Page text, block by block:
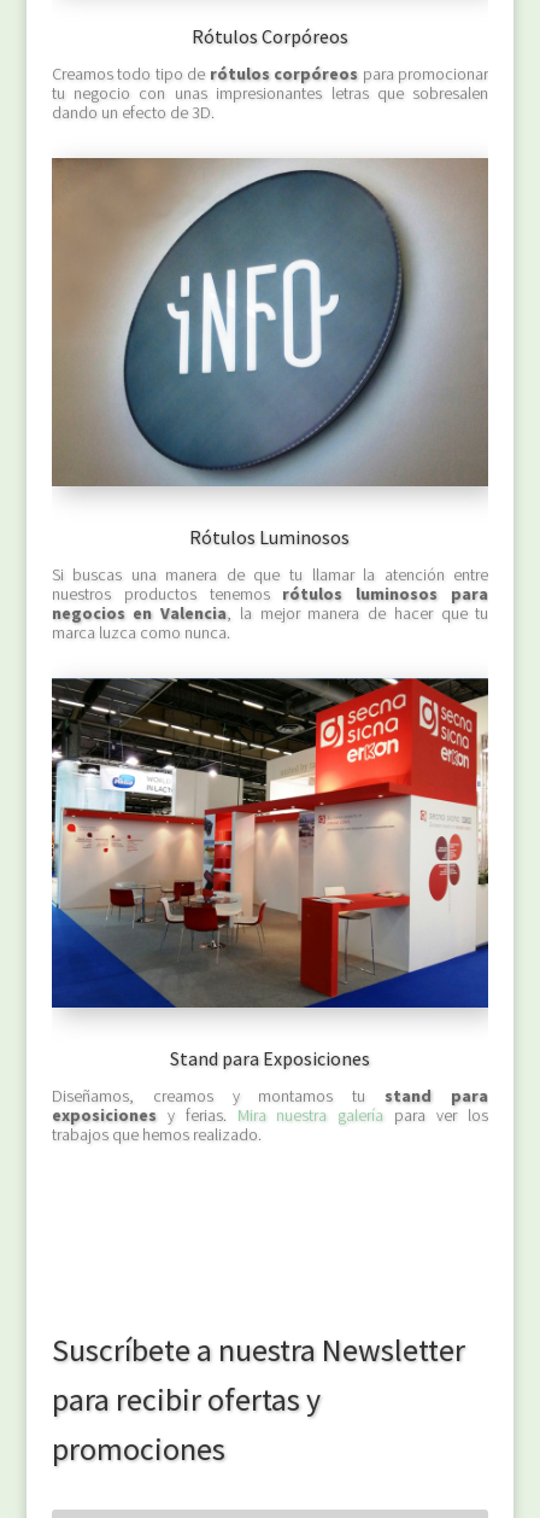
Rótulos Corpóreos
Creamos todo tipo de rótulos corpóreos para promocionar
tu negocio con unas impresionantes letras que sobresalen
dando un efecto de 3D.
Rótulos Luminosos
Si buscas una manera de que tu llamar la atención entre
nuestros productos tenemos rótulos luminosos para
negocios en Valencia, la mejor manera de hacer que tu
marca luzca como nunca.
Stand para Exposiciones
Diseñamos, creamos y montamos tu stand para
exposicionesy ferias. Mira nuestra galería para ver los
trabajos que hemos realizado.
Suscríbete a nuestra Newsletter
para recibir ofertas y
promociones